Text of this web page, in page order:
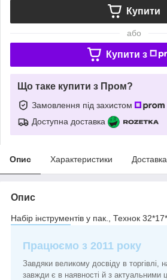
Купити
або
Купити з
Що таке купити з Пром?
Замовлення під захистом
Доступна доставка
Опис Характеристики Доставка
Опис
Набір інструментів у пак., Технок
Працюємо з 2011 року
Завдяки великому досвіду в торгівлі,
завжди є в наявності й з актуальними